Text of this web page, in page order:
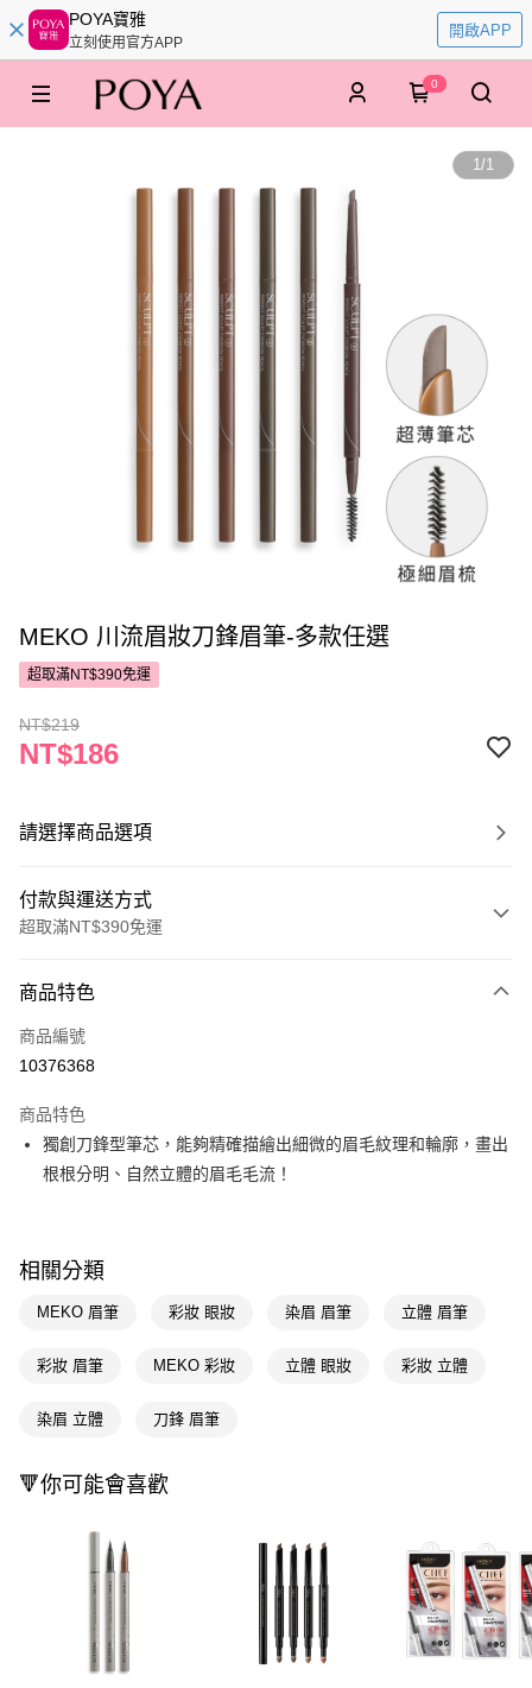
POYA寶雅
立刻使用官方APP
開啟APP
0
1/1
MEKO 川流眉妝刀鋒眉筆-多款任選
超取滿NT$390免運
NT$219
NT$186
請選擇商品選項
付款與運送方式
超取滿NT$390免運
POYA支付
信用卡一次付款
LINE Pay
Apple Pay
悠遊付
Google Pay
AFTEE先享後付
【關於「AFTEE先享後付」】
１．簡單：不需註冊會員、不需綁卡、不需儲值。
２．便利：只要手機號碼，簡訊認證，即可結帳。
【「AFTEE先享後付」結帳流程】
１．於結帳方式選擇「AFTEE先享後付」後，將跳轉至「AFTEE先享後付」
結帳頁面，進行簡訊認證並確認金額後，即可完成結帳。
２．訂單成立數日內，您將收到繳費通知簡訊。
３．收到繳費通知簡訊後14天內，點擊此簡訊中的連結，可透過四大超商／
ATM／網路銀行／等多元方式進行付款，方視為交易完成。
即享券
運送方式
全家取貨付款
每筆NT$65，滿NT$390(含以上)免運費
付款後全家取貨
每筆NT$65，滿NT$390(含以上)免運費
商品特色
商品編號
10376368
商品特色
獨創刀鋒型筆芯，能夠精確描繪出細微的眉毛紋理和輪廓，畫出
根根分明、自然立體的眉毛毛流！
相關分類
MEKO 眉筆 彩妝 眼妝 染眉 眉筆 立體 眉筆
彩妝 眉筆 MEKO 彩妝 立體 眼妝 彩妝 立體
染眉 立體 刀鋒 眉筆
🔻你可能會喜歡